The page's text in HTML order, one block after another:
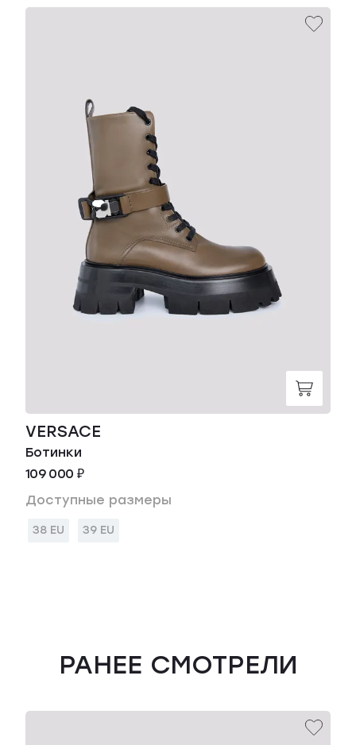
VERSACE
Ботинки
109 000 ₽
Доступные размеры
38 EU 39 EU
РАНЕЕ СМОТРЕЛИ